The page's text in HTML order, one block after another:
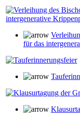
für das